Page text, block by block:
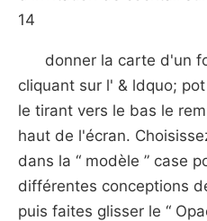
14
donner la carte d'un
cliquant sur l' & ldquo;
le tirant vers le bas le
haut de l'écran.
dans la “ modèle ” case
différentes conceptions
puis faites glisser le “